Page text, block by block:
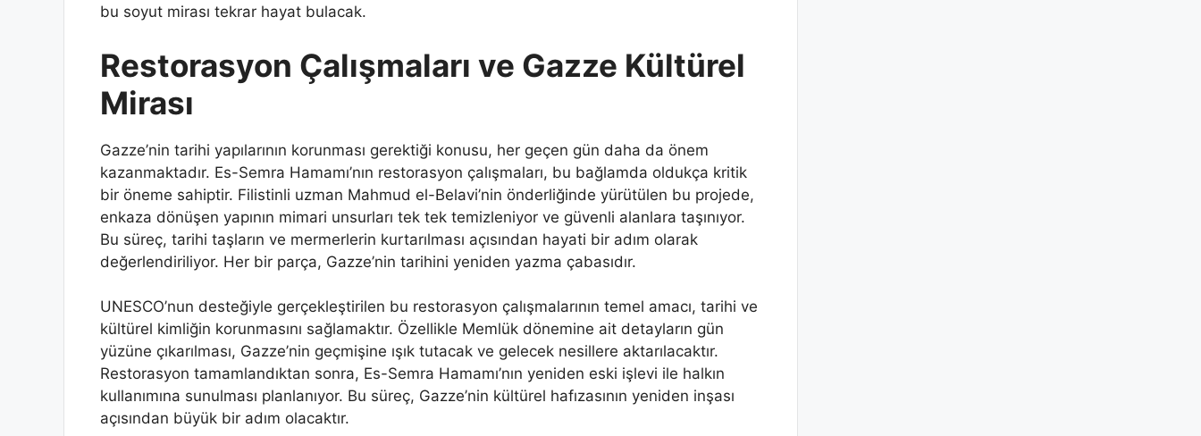
bu soyut mirası tekrar hayat bulacak.
Restorasyon Çalışmaları ve Gazze Kültürel
Mirası
Gazze’nin tarihi yapılarının korunması gerektiği konusu, her geçen gün daha da önem
kazanmaktadır. Es-Semra Hamamı’nın restorasyon çalışmaları, bu bağlamda oldukça kritik
bir öneme sahiptir. Filistinli uzman Mahmud el-Belavi’nin önderliğinde yürütülen bu projede,
enkaza dönüşen yapının mimari unsurları tek tek temizleniyor ve güvenli alanlara taşınıyor.
Bu süreç, tarihi taşların ve mermerlerin kurtarılması açısından hayati bir adım olarak
değerlendiriliyor. Her bir parça, Gazze’nin tarihini yeniden yazma çabasıdır.
UNESCO’nun desteğiyle gerçekleştirilen bu restorasyon çalışmalarının temel amacı, tarihi ve
kültürel kimliğin korunmasını sağlamaktır. Özellikle Memlük dönemine ait detayların gün
yüzüne çıkarılması, Gazze’nin geçmişine ışık tutacak ve gelecek nesillere aktarılacaktır.
Restorasyon tamamlandıktan sonra, Es-Semra Hamamı’nın yeniden eski işlevi ile halkın
kullanımına sunulması planlanıyor. Bu süreç, Gazze’nin kültürel hafızasının yeniden inşası
açısından büyük bir adım olacaktır.